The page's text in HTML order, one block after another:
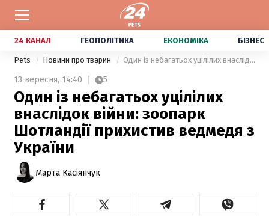
24 КАНАЛ ГЕОПОЛІТИКА ЕКОНОМІКА БІЗНЕС
Pets Новини про тварин Один із небагатьох уцілілих внаслідок війни: зоопарк Шотландії прихистив ведмедя з України
13 вересня, 14:40 5
Один із небагатьох уцілілих
внаслідок війни: зоопарк
Шотландії прихистив ведмедя з
України
Марта Касіянчук